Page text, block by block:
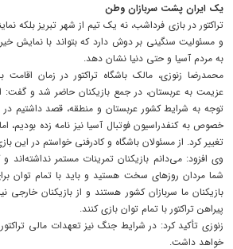
یک ایران پشت سربازان وطن
تراکتور در بازی فرداشب، نه یک تیم از شهر تبریز بلکه
و مسئولیت سنگینی بر دوش دارد که بتواند با نمایش خیره
به مردم آسیا و حتی دنیا نشان دهد.
محمدرضا زنوزی، مالک باشگاه تراکتور در زمان اقامت
عزیمت به عربستان، در جمع بازیکنان حاضر شد و گفت:
توجه به شرایط کشور عربستان و منطقه، قصد داشتیم در
خصوص به کنفدراسیون فوتبال آسیا نیز نامه زده بودیم،
تغییر کرد. از مسئولان باشگاه و کادرفنی خواستم در این
وی افزود: می‌دانم بازیکنان تمرینات مستمر نداشته‌اند
شما مردان روزهای سخت هستید و باید با تمام توان
بازیکنان ما سربازان کشور هستند و از بازیکنان خارجی
پیراهن تراکتور با تمام توان بازی کنند.
زنوزی تأکید کرد: در شرایط جنگ نیز تعهدات مالی
خواهد داشت.